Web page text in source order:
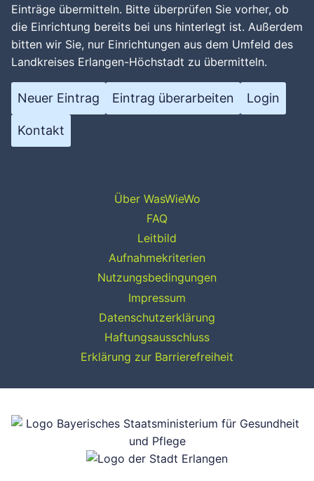
Einträge übermitteln. Bitte überprüfen Sie vorher, ob
die Einrichtung bereits bei uns hinterlegt ist. Außerdem
bitten wir Sie, nur Einrichtungen aus dem Umfeld des
Landkreises Erlangen-Höchstadt zu übermitteln.
Neuer Eintrag Eintrag überarbeiten Login
Kontakt
Über WasWieWo
FAQ
Leitbild
Aufnahmekriterien
Nutzungsbedingungen
Impressum
Datenschutzerklärung
Haftungsausschluss
Erklärung zur Barrierefreiheit